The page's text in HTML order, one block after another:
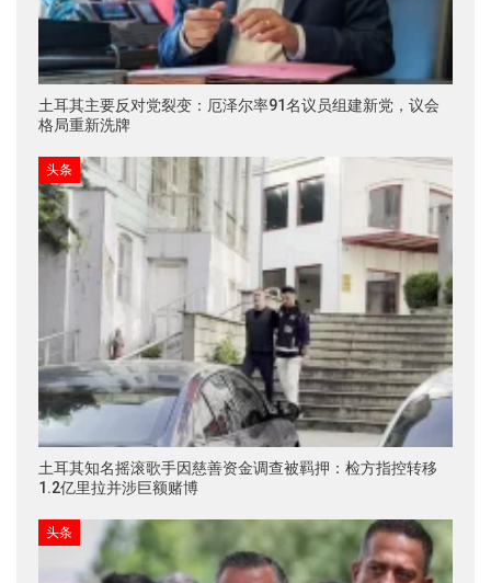
土耳其主要反对党裂变：厄泽尔率91名议员组建新党，议会
格局重新洗牌
头条
土耳其知名摇滚歌手因慈善资金调查被羁押：检方指控转移
1.2亿里拉并涉巨额赌博
头条